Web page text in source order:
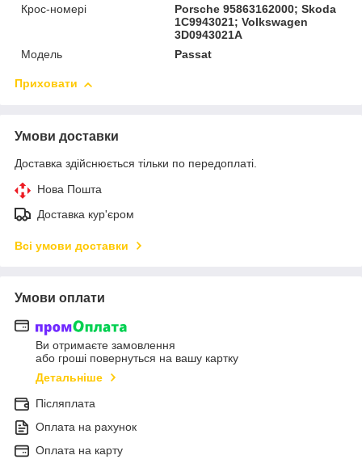
Крос-номері
Porsche 95863162000; Skoda
1C9943021; Volkswagen
3D0943021A
Мoдель
Passat
Приховати
Умови доставки
Доставка здійснюється тільки по передоплаті.
Нова Пошта
Доставка кур'єром
Всі умови доставки
Умови оплати
Ви отримаєте замовлення
або гроші повернуться на вашу картку
Детальніше
Післяплата
Оплата на рахунок
Оплата на карту